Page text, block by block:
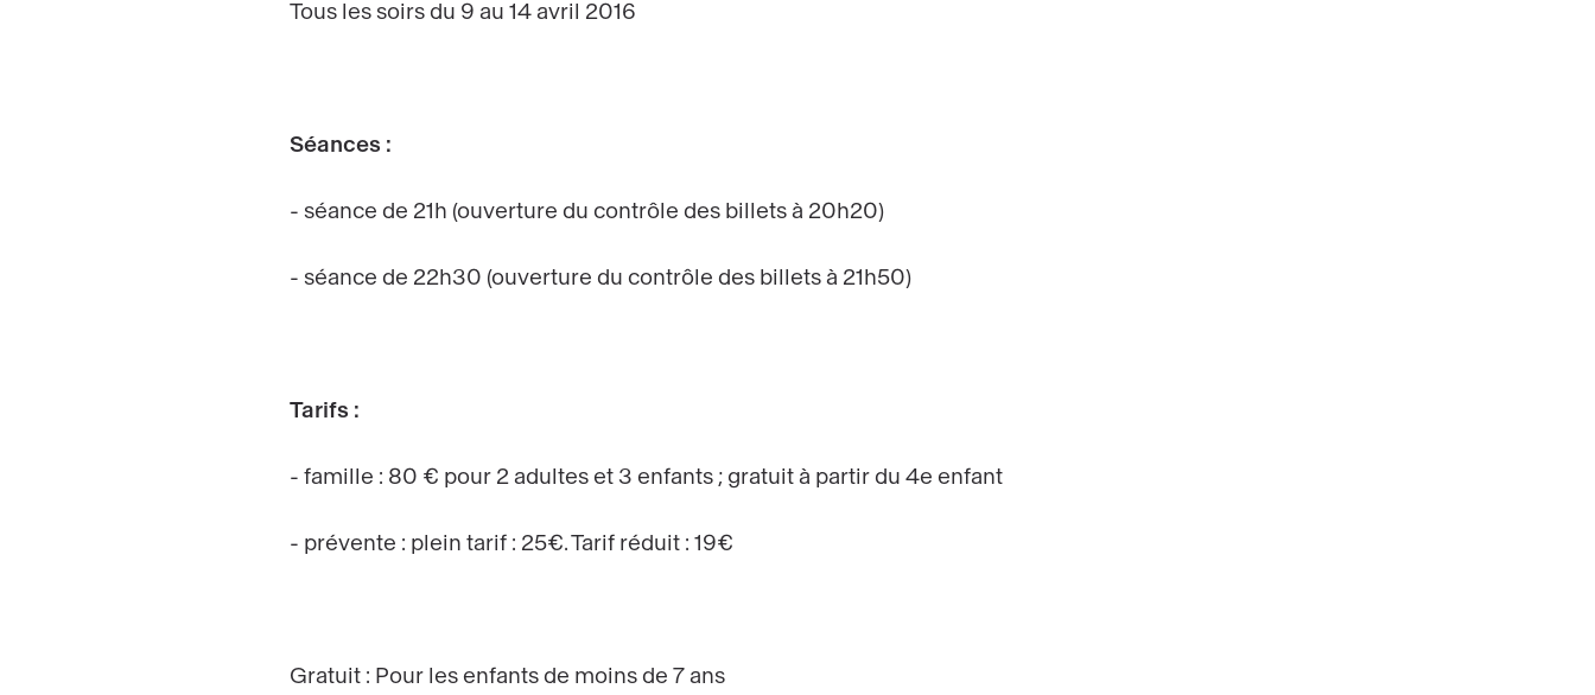
Tous les soirs du 9 au 14 avril 2016
Séances :
- séance de 21h (ouverture du contrôle des billets à 20h20)
- séance de 22h30 (ouverture du contrôle des billets à 21h50)
Tarifs :
- famille : 80 € pour 2 adultes et 3 enfants ; gratuit à partir du 4e enfant
- prévente : plein tarif : 25€. Tarif réduit : 19€
Gratuit : Pour les enfants de moins de 7 ans